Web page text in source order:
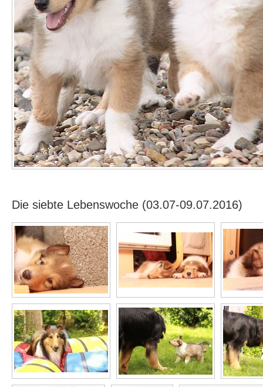
Die siebte Lebenswoche (03.07-09.07.2016)